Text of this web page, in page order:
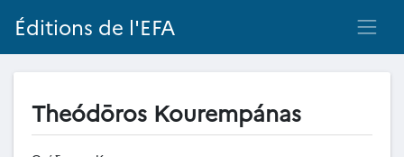
Éditions de l'EFA
Theódōros Kourempánas